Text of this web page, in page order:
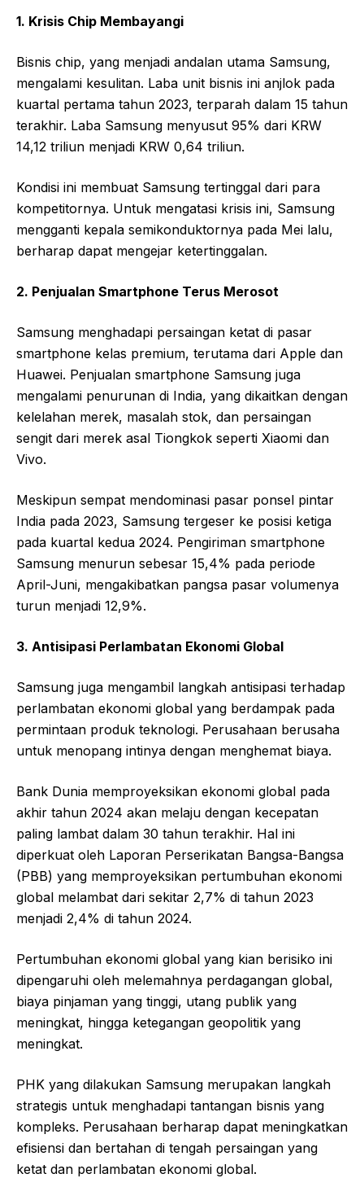
1. Krisis Chip Membayangi
Bisnis chip, yang menjadi andalan utama Samsung,
mengalami kesulitan. Laba unit bisnis ini anjlok pada
kuartal pertama tahun 2023, terparah dalam 15 tahun
terakhir. Laba Samsung menyusut 95% dari KRW
14,12 triliun menjadi KRW 0,64 triliun.
Kondisi ini membuat Samsung tertinggal dari para
kompetitornya. Untuk mengatasi krisis ini, Samsung
mengganti kepala semikonduktornya pada Mei lalu,
berharap dapat mengejar ketertinggalan.
2. Penjualan Smartphone Terus Merosot
Samsung menghadapi persaingan ketat di pasar
smartphone kelas premium, terutama dari Apple dan
Huawei. Penjualan smartphone Samsung juga
mengalami penurunan di India, yang dikaitkan dengan
kelelahan merek, masalah stok, dan persaingan
sengit dari merek asal Tiongkok seperti Xiaomi dan
Vivo.
Meskipun sempat mendominasi pasar ponsel pintar
India pada 2023, Samsung tergeser ke posisi ketiga
pada kuartal kedua 2024. Pengiriman smartphone
Samsung menurun sebesar 15,4% pada periode
April-Juni, mengakibatkan pangsa pasar volumenya
turun menjadi 12,9%.
3. Antisipasi Perlambatan Ekonomi Global
Samsung juga mengambil langkah antisipasi terhadap
perlambatan ekonomi global yang berdampak pada
permintaan produk teknologi. Perusahaan berusaha
untuk menopang intinya dengan menghemat biaya.
Bank Dunia memproyeksikan ekonomi global pada
akhir tahun 2024 akan melaju dengan kecepatan
paling lambat dalam 30 tahun terakhir. Hal ini
diperkuat oleh Laporan Perserikatan Bangsa-Bangsa
(PBB) yang memproyeksikan pertumbuhan ekonomi
global melambat dari sekitar 2,7% di tahun 2023
menjadi 2,4% di tahun 2024.
Pertumbuhan ekonomi global yang kian berisiko ini
dipengaruhi oleh melemahnya perdagangan global,
biaya pinjaman yang tinggi, utang publik yang
meningkat, hingga ketegangan geopolitik yang
meningkat.
PHK yang dilakukan Samsung merupakan langkah
strategis untuk menghadapi tantangan bisnis yang
kompleks. Perusahaan berharap dapat meningkatkan
efisiensi dan bertahan di tengah persaingan yang
ketat dan perlambatan ekonomi global.